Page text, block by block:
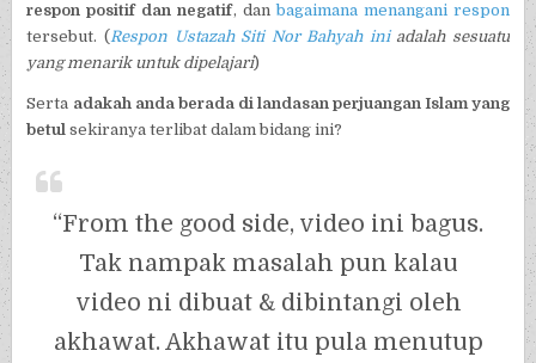
respon positif dan negatif, danbagaimana menangani respon
tersebut. (Respon Ustazah Siti Nor Bahyah iniadalah sesuatu
yang menarik untuk dipelajari)
Serta adakah anda berada di landasan perjuangan Islam yang
betul sekiranya terlibat dalam bidang ini?
“From the good side, video ini bagus.
Tak nampak masalah pun kalau
video ni dibuat & dibintangi oleh
akhawat. Akhawat itu pula menutup